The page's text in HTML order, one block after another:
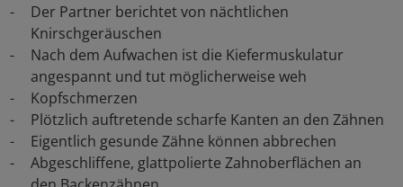
Der Partner berichtet von nächtlichen
Knirschgeräuschen
Nach dem Aufwachen ist die Kiefermuskulatur
angespannt und tut möglicherweise weh
Kopfschmerzen
Plötzlich auftretende scharfe Kanten an den Zähnen
Eigentlich gesunde Zähne können abbrechen
Abgeschliffene, glattpolierte Zahnoberflächen an